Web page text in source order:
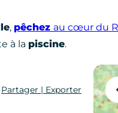
, pêchez au cœur du
à la piscine.
Partager | Exporter